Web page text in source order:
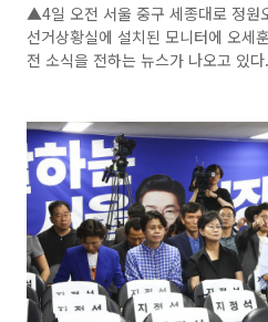
▲4일 오전 서울 중구 세종대로 정원
선거상황실에 설치된 모니터에 오세
전 소식을 전하는 뉴스가 나오고 있